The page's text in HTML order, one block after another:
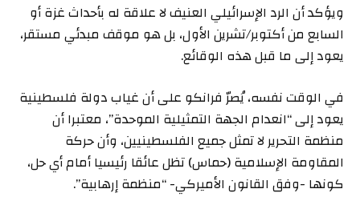
ويؤكد أن الرد الإسرائيلي العنيف لا علاقة له بأحداث غزة أو
السابع من أكتوبر/تشرين الأول، بل هو موقف مبدئي مستقر،
يعود إلى ما قبل هذه الوقائع.
في الوقت نفسه، يُصرّ فرانكو على أن غياب دولة فلسطينية
يعود إلى “انعدام الجهة التمثيلية الموحدة”، معتبرا أن
منظمة التحرير لا تمثل جميع الفلسطينيين، وأن حركة
المقاومة الإسلامية (حماس) تظل عائقا رئيسيا أمام أي حل،
كونها -وفق القانون الأميركي- “منظمة إرهابية”.